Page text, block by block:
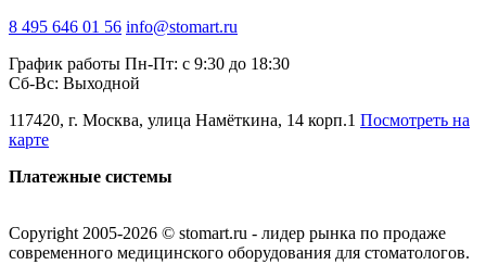
8 495 646 01 56 info@stomart.ru
График работы Пн-Пт: с 9:30 до 18:30
Сб-Вс: Выходной
117420, г. Москва, улица Намёткина, 14 корп.1 Посмотреть на
карте
Платежные системы
Copyright 2005-2026 © stomart.ru - лидер рынка по продаже
современного медицинского оборудования для стоматологов.